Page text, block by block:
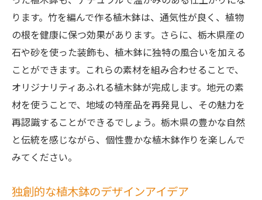
ります。竹を編んで作る植木鉢は、通気性が良く、植物
の根を健康に保つ効果があります。さらに、栃木県産の
石や砂を使った装飾も、植木鉢に独特の風合いを加える
ことができます。これらの素材を組み合わせることで、
オリジナリティあふれる植木鉢が完成します。地元の素
材を使うことで、地域の特産品を再発見し、その魅力を
再認識することができるでしょう。栃木県の豊かな自然
と伝統を感じながら、個性豊かな植木鉢作りを楽しんで
みてください。
独創的な植木鉢のデザインアイデア